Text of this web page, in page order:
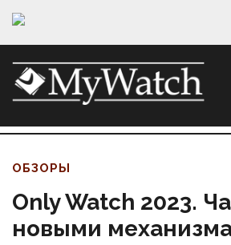
ОБЗОРЫ
Only Watch 2023.
новыми